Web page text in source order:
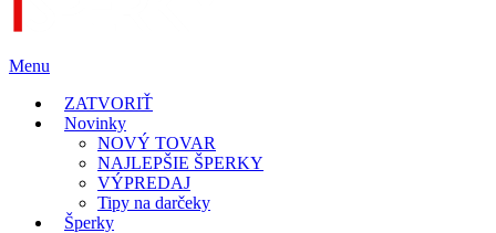
Menu
ZATVORIŤ
Novinky
NOVÝ TOVAR
NAJLEPŠIE ŠPERKY
VÝPREDAJ
Tipy na darčeky
Šperky